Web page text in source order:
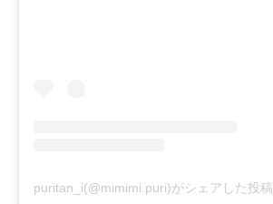
puritan_i(@mimimi.puri)がシェアした投稿